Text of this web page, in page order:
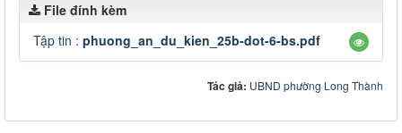
File đính kèm
Tập tin : phuong_an_du_kien_25b-dot-6-bs.pdf
Tác giả: UBND phường Long Thành